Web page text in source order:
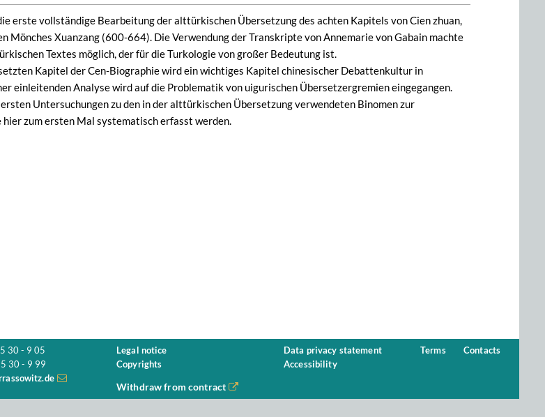
erste vollständige Bearbeitung der alttürkischen Übersetzung des achten Kapitels von Cien zhuan,
Mönches Xuanzang (600-664). Die Verwendung der Transkripte von Annemarie von Gabain machte
Textes möglich, der für die Turkologie von großer Bedeutung ist.
Kapitel der Cen-Biographie wird ein wichtiges Kapitel chinesischer Debattenkultur in
einleitenden Analyse wird auf die Problematik von uigurischen Übersetzergremien eingegangen.
Untersuchungen zu den in der alttürkischen Übersetzung verwendeten Binomen zur
zum ersten Mal systematisch erfasst werden.
30 - 9 05
30 - 9 99
Legal notice
Copyrights
Data privacy statement
Accessibility
Terms Contacts
Withdraw from contract